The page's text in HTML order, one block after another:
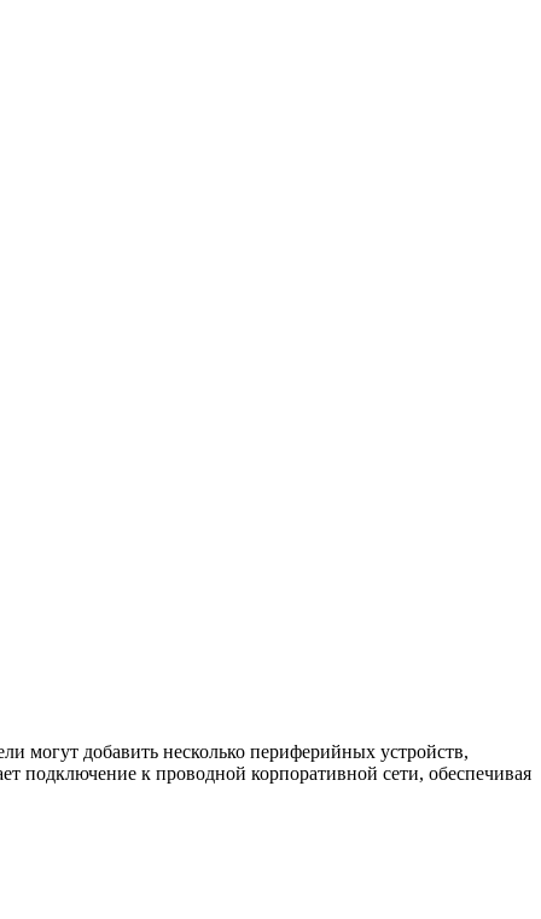
могут добавить несколько периферийных устройств,
подключение к проводной корпоративной сети, обеспечивая